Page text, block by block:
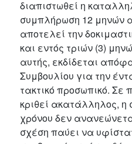
διαπιστωθεί η
συμπλήρωση 12 μηνών
αποτελεί την
και εντός τριών (3)
αυτής, εκδίδεται
Συμβουλίου για την
τακτικό προσωπικό. Σε
κριθεί ακατάλληλος, η
χρόνου δεν
σχέση παύει να